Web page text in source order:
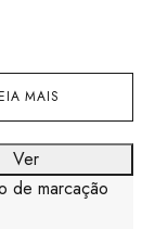
MAIS
Ver